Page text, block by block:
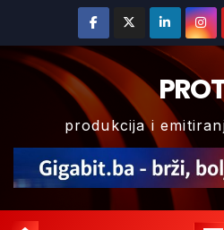
content
produkcija i